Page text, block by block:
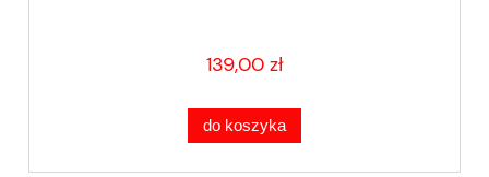
139,00 zł
do koszyka